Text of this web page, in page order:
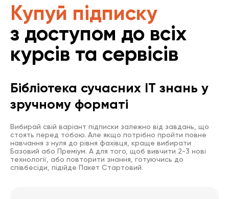
Купуй підписку
з доступом до всіх
курсів та сервісів
Бібліотека сучасних IT знань у
зручному форматі
Вибирай свій варіант підписки залежно від завдань, що
стоять перед тобою. Але якщо потрібно пройти повне
навчання з нуля до рівня фахівця, краще вибирати
Базовий або Преміум. А для того, щоб вивчити 2-3 нові
технології, або повторити знання, готуючись до
співбесіди, підійде Пакет Стартовий.